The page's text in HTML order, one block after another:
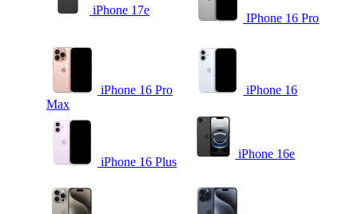
iPhone 17e
IPhone 16 Pro
iPhone 16 Pro
Max
iPhone 16
iPhone 16 Plus
iPhone 16e